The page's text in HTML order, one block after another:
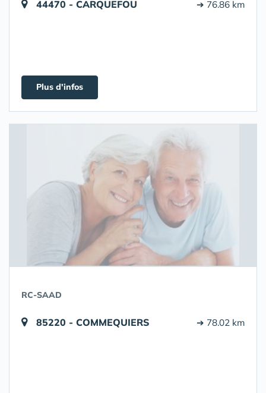
44470 - CARQUEFOU ➔ 76.86 km
Plus d'infos
RC-SAAD
85220 - COMMEQUIERS ➔ 78.02 km